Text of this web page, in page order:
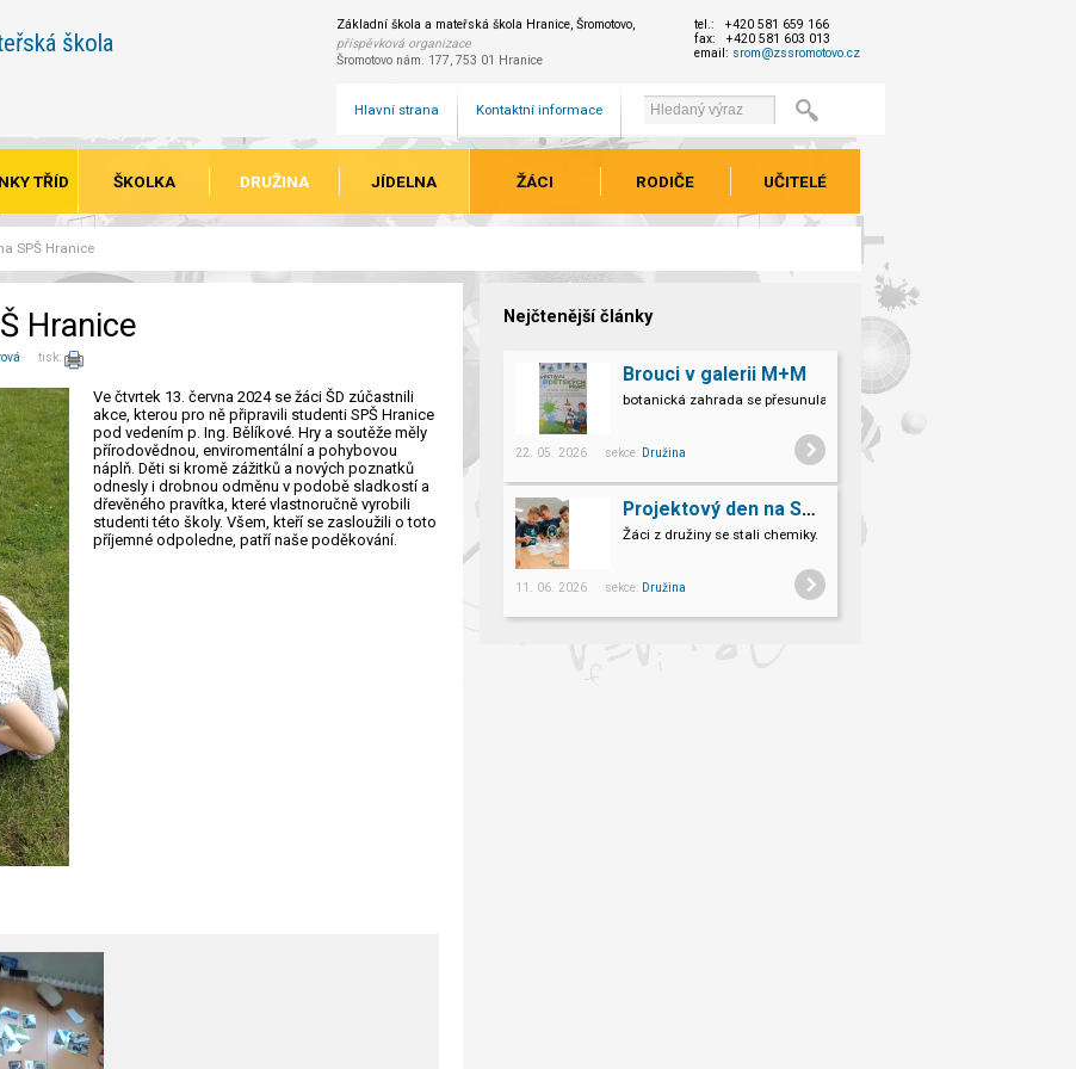
škola
Základní škola a mateřská škola Hranice, Šromotovo,
příspěvková organizace
Šromotovo nám. 177, 753 01 Hranice
tel.: +420 581 659 166
fax: +420 581 603 013
email: srom@zssromotovo.cz
Hlavní strana Kontaktní informace
TŘÍD ŠKOLKA DRUŽINA JÍDELNA ŽÁCI RODIČE UČITELÉ
SPŠ Hranice
Hranice
tisk:
Ve čtvrtek 13. června 2024 se žáci ŠD zúčastnili
akce, kterou pro ně připravili studenti SPŠ Hranice
pod vedením p. Ing. Bělíkové. Hry a soutěže měly
přírodovědnou, enviromentální a pohybovou
náplň. Děti si kromě zážitků a nových poznatků
odnesly i drobnou odměnu v podobě sladkostí a
dřevěného pravítka, které vlastnoručně vyrobili
studenti této školy. Všem, kteří se zasloužili o toto
příjemné odpoledne, patří naše poděkování.
Nejčtenější články
Brouci v galerii M+M
botanická zahrada se přesunula do galerii M+M
22. 05. 2026 sekce: Družina
Projektový den na SPŠ Hranice
Žáci z družiny se stali chemiky.
11. 06. 2026 sekce: Družina